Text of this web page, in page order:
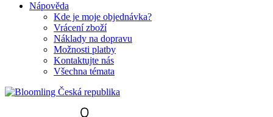
Nápověda
Kde je moje objednávka?
Vrácení zboží
Náklady na dopravu
Možnosti platby
Kontaktujte nás
Všechna témata